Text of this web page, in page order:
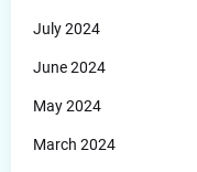
July 2024
June 2024
May 2024
March 2024